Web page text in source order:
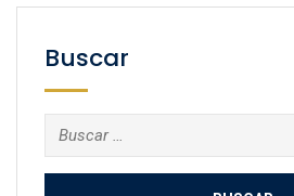
Buscar
Buscar: